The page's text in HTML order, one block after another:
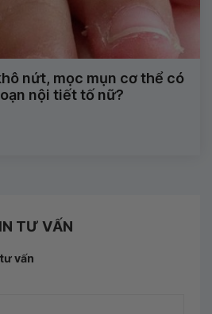
nứt, mọc mụn cơ thể có
nội tiết tố nữ?
TƯ VẤN
vấn